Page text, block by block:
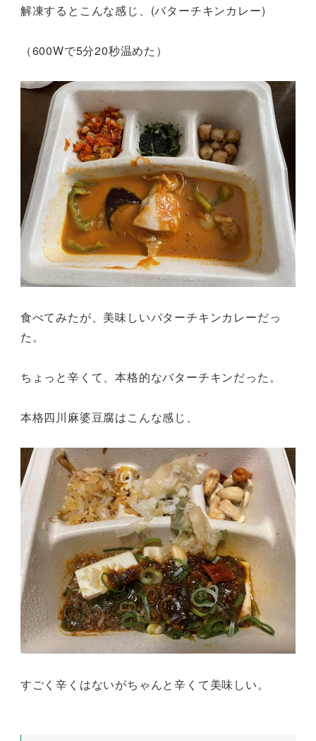
解凍するとこんな感じ、(バターチキンカレー)
（600Wで5分20秒温めた）
食べてみたが、美味しいパターチキンカレーだっ
た。
ちょっと辛くて、本格的なバターチキンだった。
本格四川麻婆豆腐はこんな感じ、
すごく辛くはないがちゃんと辛くて美味しい。